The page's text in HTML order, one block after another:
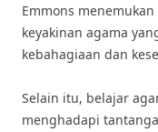
Emmons
keyakinan agama
kebahagiaan dan
Selain itu, belajar
menghadapi